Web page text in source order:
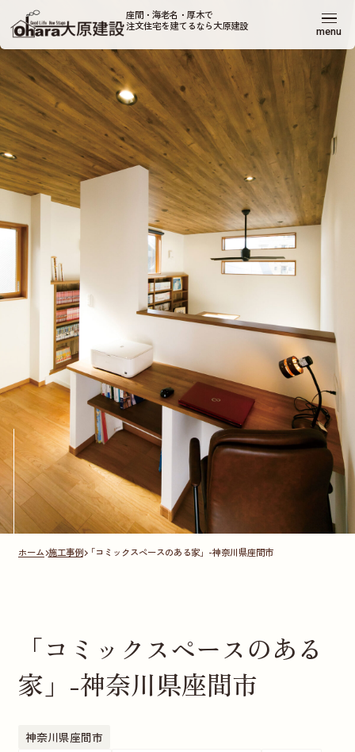
座間・海老名・厚木で
注文住宅を建てるなら大原建設
menu
ホーム 施工事例 「コミックスペースのある家」-神奈川県座間市
「コミックスペースのある
家」-神奈川県座間市
神奈川県座間市